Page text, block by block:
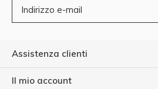
Assistenza clienti
Il mio account